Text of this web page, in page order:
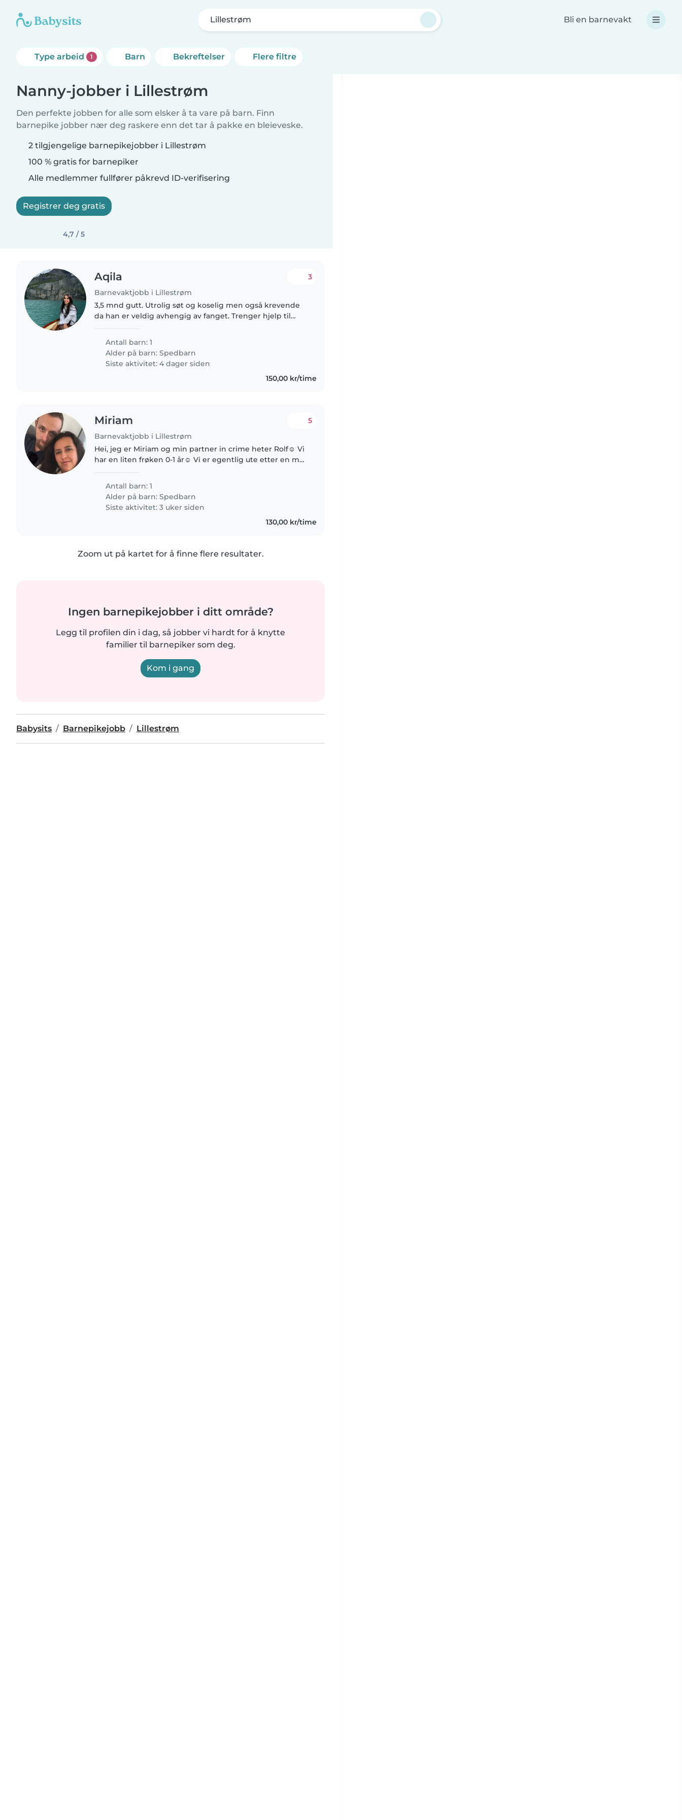
Lillestrøm Bli en barnevakt
Type arbeid 1 Barn Bekreftelser Flere filtre
Nanny-jobber i Lillestrøm
Den perfekte jobben for alle som elsker å ta vare på barn. Finn
barnepike jobber nær deg raskere enn det tar å pakke en bleieveske.
2 tilgjengelige barnepikejobber i Lillestrøm
100 % gratis for barnepiker
Alle medlemmer fullfører påkrevd ID-verifisering
Registrer deg gratis
4,7 / 5
Aqila
Barnevaktjobb i Lillestrøm
3
3,5 mnd gutt. Utrolig søt og koselig men også krevende
da han er veldig avhengig av fanget. Trenger hjelp til
Antall barn: 1
Alder på barn:Spedbarn
Siste aktivitet: 4 dager siden
150,00 kr/time
Miriam
Barnevaktjobb i Lillestrøm
5
Hei, jeg er Miriam og min partner in crime heter Rolf☺️ Vi
har en liten frøken 0-1 år☺️ Vi er egentlig ute etter en mer
Antall barn: 1
Alder på barn:Spedbarn
Siste aktivitet: 3 uker siden
130,00 kr/time
Zoom ut på kartet for å finne flere resultater.
Ingen barnepikejobber i ditt område?
Legg til profilen din i dag, så jobber vi hardt for å knytte
familier til barnepiker som deg.
Kom i gang
Babysits Barnepikejobb Lillestrøm